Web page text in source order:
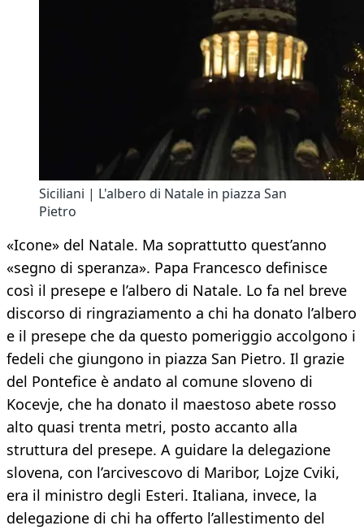
Siciliani | L'albero di Natale in piazza San
Pietro
«Icone» del Natale. Ma soprattutto quest’anno
«segno di speranza». Papa Francesco definisce
così il presepe e l’albero di Natale. Lo fa nel breve
discorso di ringraziamento a chi ha donato l’albero
e il presepe che da questo pomeriggio accolgono i
fedeli che giungono in piazza San Pietro. Il grazie
del Pontefice è andato al comune sloveno di
Kocevje, che ha donato il maestoso abete rosso
alto quasi trenta metri, posto accanto alla
struttura del presepe. A guidare la delegazione
slovena, con l’arcivescovo di Maribor, Lojze Cviki,
era il ministro degli Esteri. Italiana, invece, la
delegazione di chi ha offerto l’allestimento del